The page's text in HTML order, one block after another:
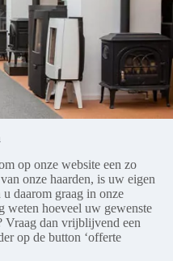
op onze website een zo
onze haarden, is uw eigen
daarom graag in onze
weten hoeveel uw gewenste
Vraag dan vrijblijvend een
op de button ‘offerte